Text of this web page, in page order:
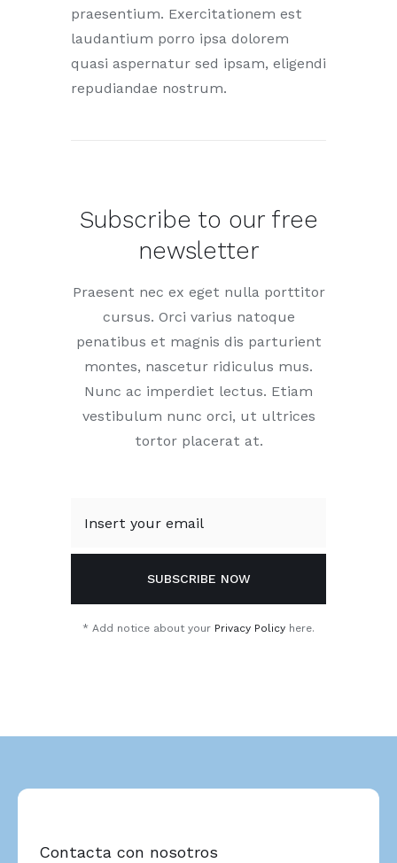
praesentium. Exercitationem est
laudantium porro ipsa dolorem
quasi aspernatur sed ipsam, eligendi
repudiandae nostrum.
Subscribe to our free
newsletter
Praesent nec ex eget nulla porttitor
cursus. Orci varius natoque
penatibus et magnis dis parturient
montes, nascetur ridiculus mus.
Nunc ac imperdiet lectus. Etiam
vestibulum nunc orci, ut ultrices
tortor placerat at.
* Add notice about your Privacy Policy here.
Contacta con nosotros